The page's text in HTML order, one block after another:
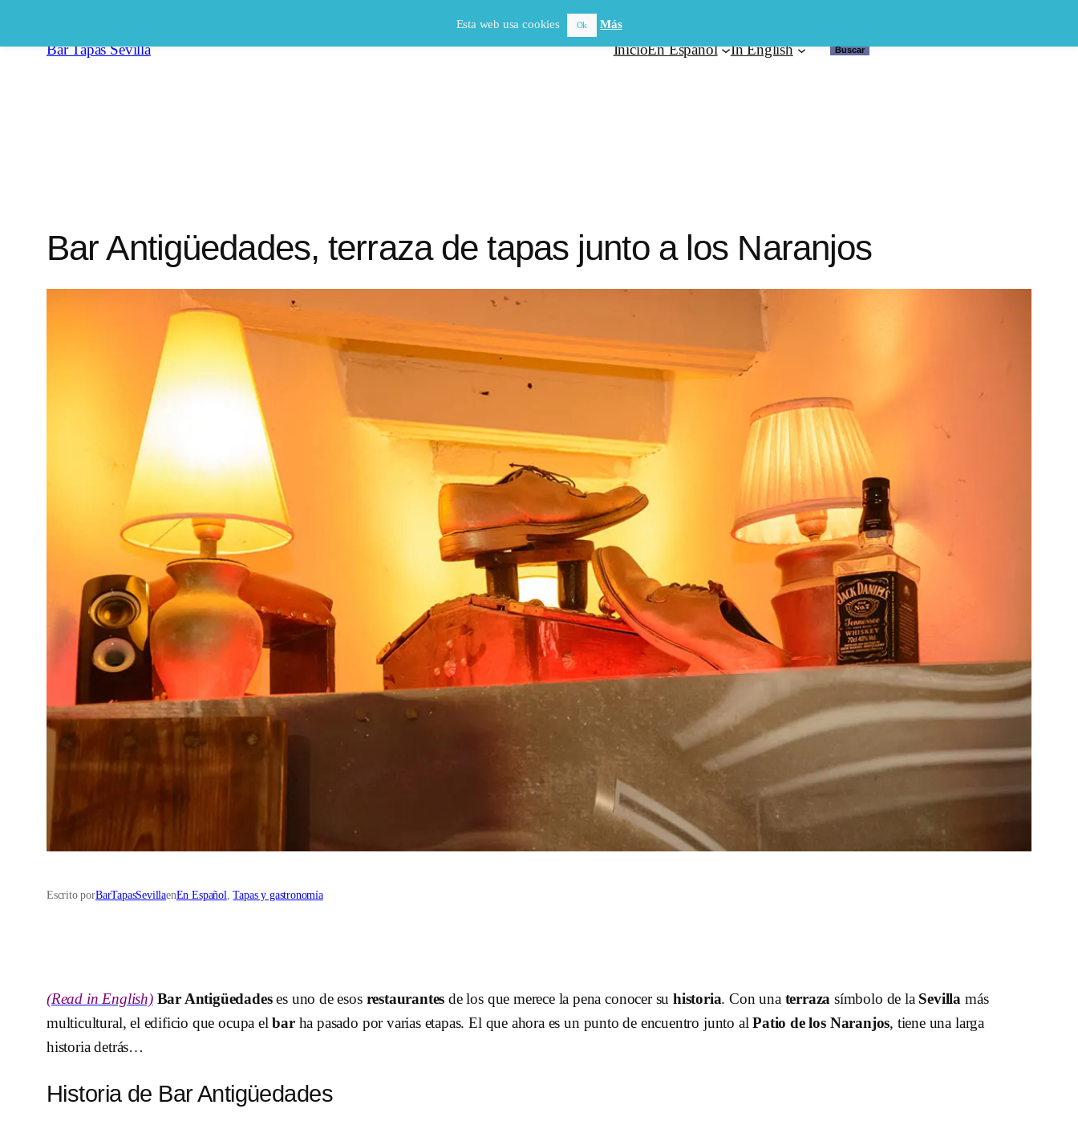
Bar Tapas Sevilla InicioEn Español In English Buscar
Buscar
Bar Antigüedades, terraza de tapas junto a los Naranjos
Escrito porBarTapasSevillaenEn Español , Tapas y gastronomía
(Read in English)Bar Antigüedadeses uno de esos restaurantes de los que merece la pena conocer su historia. Con una terraza símbolo de la Sevilla más
multicultural, el edificio que ocupa elbar ha pasado por varias etapas. El que ahora es un punto de encuentro junto alPatio de los Naranjos, tiene una larga
historia detrás…
Historia de Bar Antigüedades
Esta web usa cookies Ok Más